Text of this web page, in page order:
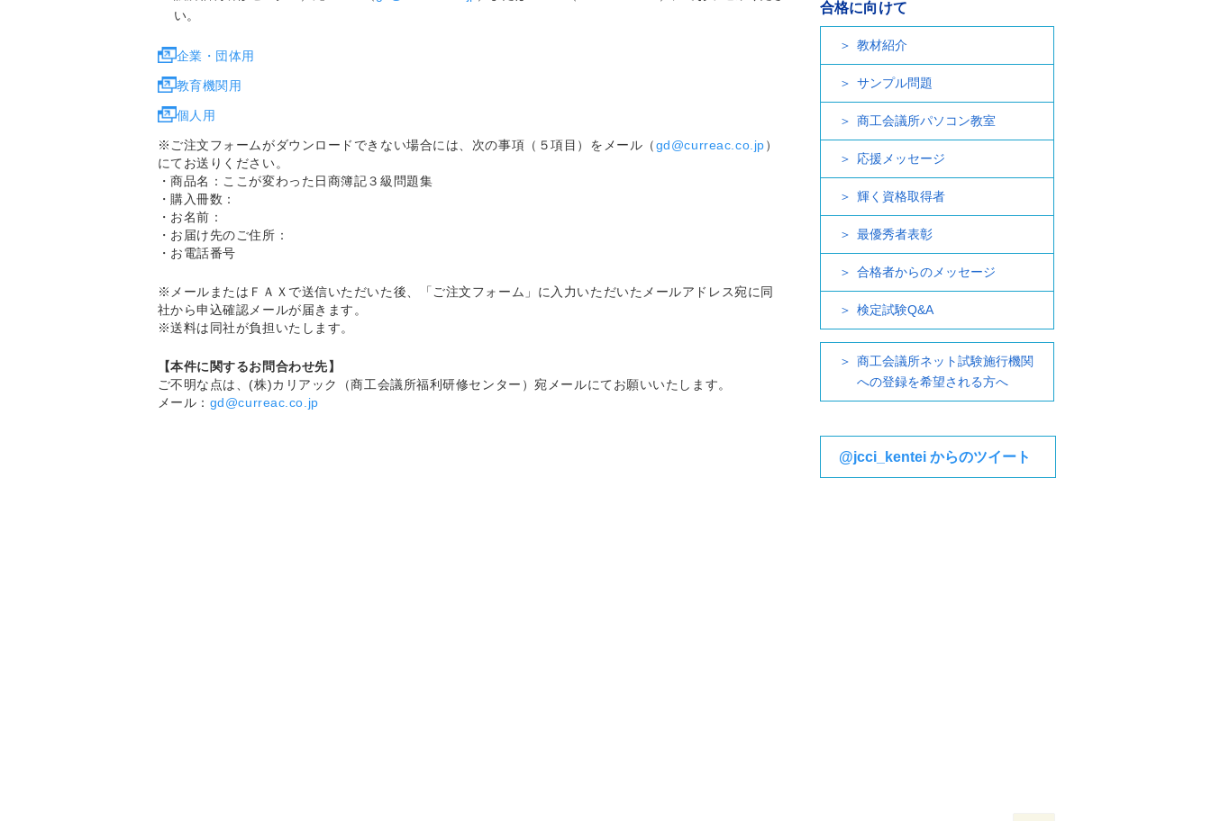
い。
企業・団体用
教育機関用
個人用
※ご注文フォームがダウンロードできない場合には、次の事項（５項目）をメール（gd@curreac.co.jp）
にてお送りください。
・商品名：ここが変わった日商簿記３級問題集
・購入冊数：
・お名前：
・お届け先のご住所：
・お電話番号
※メールまたはＦＡＸで送信いただいた後、「ご注文フォーム」に入力いただいたメールアドレス宛に同
社から申込確認メールが届きます。
※送料は同社が負担いたします。
【本件に関するお問合わせ先】
ご不明な点は、(株)カリアック（商工会議所福利研修センター）宛メールにてお願いいたします。
メール： gd@curreac.co.jp
合格に向けて
教材紹介
サンプル問題
商工会議所パソコン教室
応援メッセージ
輝く資格取得者
最優秀者表彰
合格者からのメッセージ
検定試験Q&A
商工会議所ネット試験施行機関
への登録を希望される方へ
@jcci_kentei からのツイート